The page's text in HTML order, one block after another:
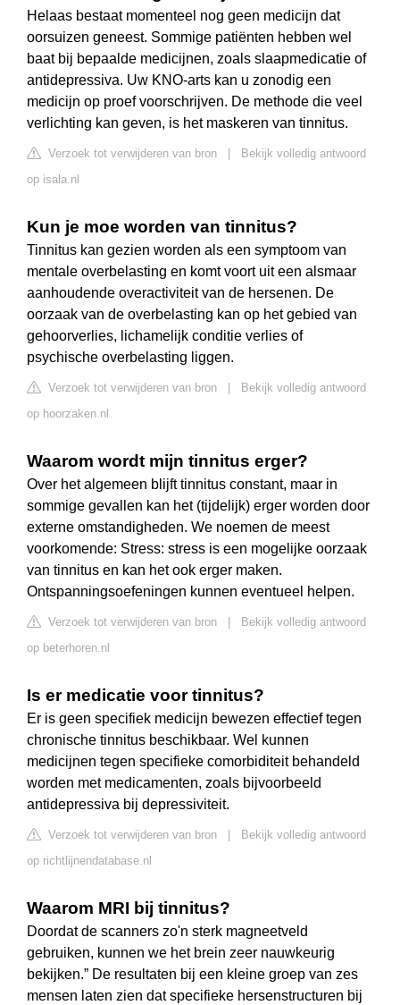
Helaas bestaat momenteel nog geen medicijn dat
oorsuizen geneest. Sommige patiënten hebben wel
baat bij bepaalde medicijnen, zoals slaapmedicatie of
antidepressiva. Uw KNO-arts kan u zonodig een
medicijn op proef voorschrijven. De methode die veel
verlichting kan geven, is het maskeren van tinnitus.
Verzoek tot verwijderen van bron
Bekijk volledig antwoord
op isala.nl
Kun je moe worden van tinnitus?
Tinnitus kan gezien worden als een symptoom van
mentale overbelasting en komt voort uit een alsmaar
aanhoudende overactiviteit van de hersenen. De
oorzaak van de overbelasting kan op het gebied van
gehoorverlies, lichamelijk conditie verlies of
psychische overbelasting liggen.
Verzoek tot verwijderen van bron
Bekijk volledig antwoord
op hoorzaken.nl
Waarom wordt mijn tinnitus erger?
Over het algemeen blijft tinnitus constant, maar in
sommige gevallen kan het (tijdelijk) erger worden door
externe omstandigheden. We noemen de meest
voorkomende: Stress: stress is een mogelijke oorzaak
van tinnitus en kan het ook erger maken.
Ontspanningsoefeningen kunnen eventueel helpen.
Verzoek tot verwijderen van bron
Bekijk volledig antwoord
op beterhoren.nl
Is er medicatie voor tinnitus?
Er is geen specifiek medicijn bewezen effectief tegen
chronische tinnitus beschikbaar. Wel kunnen
medicijnen tegen specifieke comorbiditeit behandeld
worden met medicamenten, zoals bijvoorbeeld
antidepressiva bij depressiviteit.
Verzoek tot verwijderen van bron
Bekijk volledig antwoord
op richtlijnendatabase.nl
Waarom MRI bij tinnitus?
Doordat de scanners zo'n sterk magneetveld
gebruiken, kunnen we het brein zeer nauwkeurig
bekijken.” De resultaten bij een kleine groep van zes
mensen laten zien dat specifieke hersenstructuren bij